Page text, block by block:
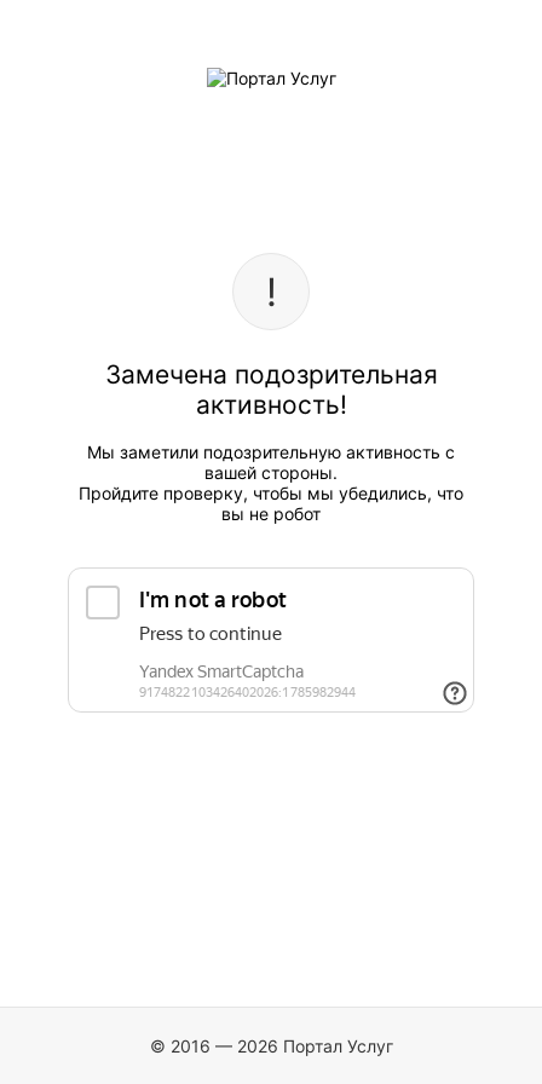
Замечена подозрительная
активность!
Мы заметили подозрительную активность с
вашей стороны.
Пройдите проверку, чтобы мы убедились, что
вы не робот
© 2016 — 2026 Портал Услуг